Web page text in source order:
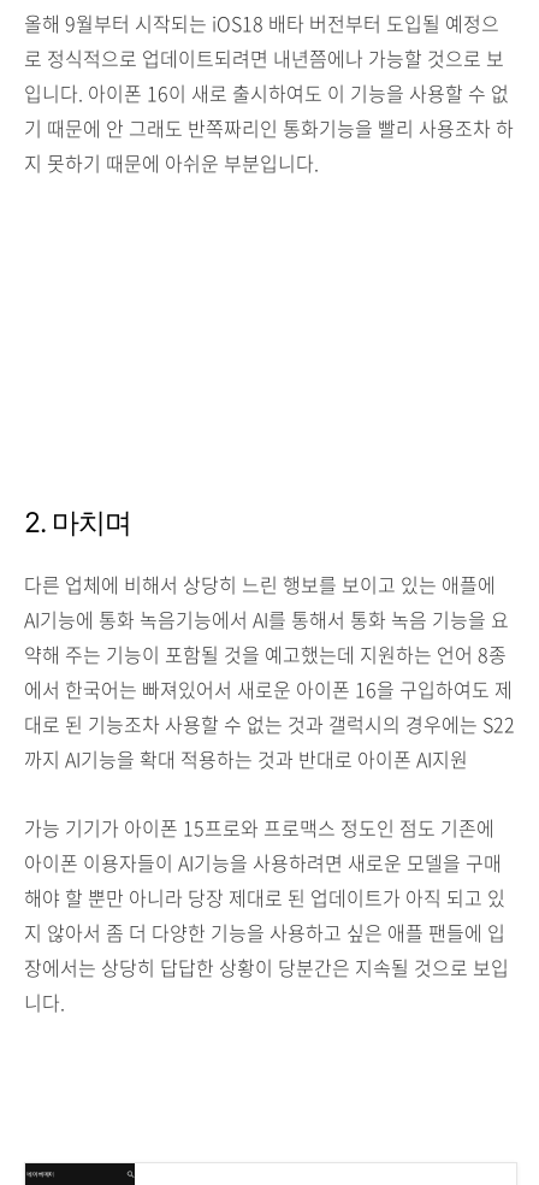
올해 9월부터 시작되는 iOS18 배타 버전부터 도입될 예정으
로 정식적으로 업데이트되려면 내년쯤에나 가능할 것으로 보
입니다. 아이폰 16이 새로 출시하여도 이 기능을 사용할 수 없
기 때문에 안 그래도 반쪽짜리인 통화기능을 빨리 사용조차 하
지 못하기 때문에 아쉬운 부분입니다.
2. 마치며
다른 업체에 비해서 상당히 느린 행보를 보이고 있는 애플에
AI기능에 통화 녹음기능에서 AI를 통해서 통화 녹음 기능을 요
약해 주는 기능이 포함될 것을 예고했는데 지원하는 언어 8종
에서 한국어는 빠져있어서 새로운 아이폰 16을 구입하여도 제
대로 된 기능조차 사용할 수 없는 것과 갤럭시의 경우에는 S22
까지 AI기능을 확대 적용하는 것과 반대로 아이폰 AI지원
가능 기기가 아이폰 15프로와 프로맥스 정도인 점도 기존에
아이폰 이용자들이 AI기능을 사용하려면 새로운 모델을 구매
해야 할 뿐만 아니라 당장 제대로 된 업데이트가 아직 되고 있
지 않아서 좀 더 다양한 기능을 사용하고 싶은 애플 팬들에 입
장에서는 상당히 답답한 상황이 당분간은 지속될 것으로 보입
니다.